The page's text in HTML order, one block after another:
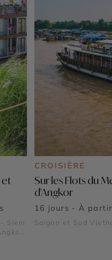
et
Siem
CROISIÈRE
Sur les Flots du
d'Angkor
16 jours - À
Saïgon et Sud